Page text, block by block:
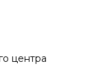
центра